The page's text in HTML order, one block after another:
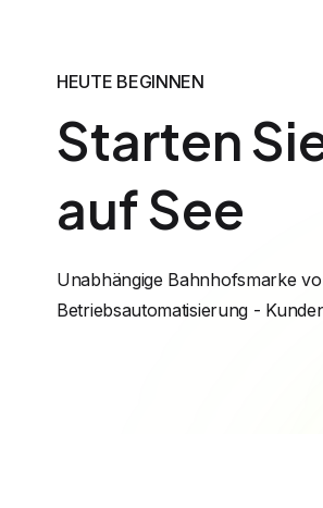
HEUTE BEGINNEN
Starten
auf See
Unabhängige Bahnhofsmarke
Betriebsautomatisierung -